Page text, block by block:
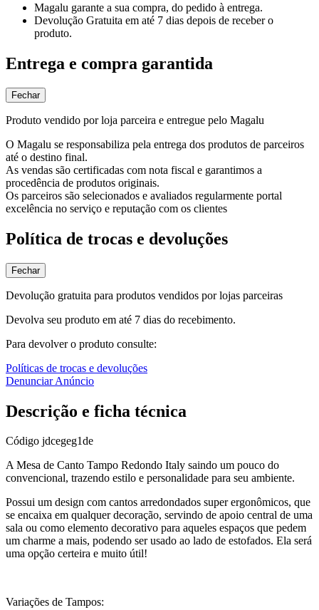
Magalu garante a sua compra, do pedido à entrega.
Devolução Gratuita em até 7 dias depois de receber o
produto.
Entrega e compra garantida
Fechar
Produto vendido por loja parceira e entregue pelo Magalu
O Magalu se responsabiliza pela entrega dos produtos de parceiros
até o destino final.
As vendas são certificadas com nota fiscal e garantimos a
procedência de produtos originais.
Os parceiros são selecionados e avaliados regularmente portal
excelência no serviço e reputação com os clientes
Política de trocas e devoluções
Fechar
Devolução gratuita para produtos vendidos por lojas parceiras
Devolva seu produto em até 7 dias do recebimento.
Para devolver o produto consulte:
Políticas de trocas e devoluções
Denunciar Anúncio
Descrição e ficha técnica
Código jdcegeg1de
A Mesa de Canto Tampo Redondo Italy saindo um pouco do
convencional, trazendo estilo e personalidade para seu ambiente.
Possui um design com cantos arredondados super ergonômicos, que
se encaixa em qualquer decoração, servindo de apoio central de uma
sala ou como elemento decorativo para aqueles espaços que pedem
um charme a mais, podendo ser usado ao lado de estofados. Ela será
uma opção certeira e muito útil!
Variações de Tampos: